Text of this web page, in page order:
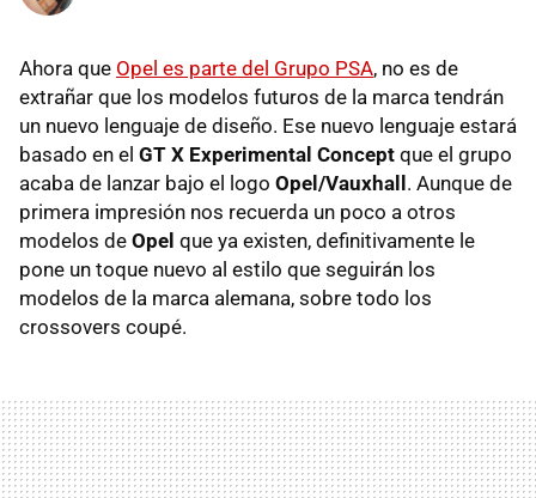
Ahora que Opel es parte del Grupo PSA, no es de
extrañar que los modelos futuros de la marca tendrán
un nuevo lenguaje de diseño. Ese nuevo lenguaje estará
basado en el GT X Experimental Concept que el grupo
acaba de lanzar bajo el logo Opel/Vauxhall. Aunque de
primera impresión nos recuerda un poco a otros
modelos de Opel que ya existen, definitivamente le
pone un toque nuevo al estilo que seguirán los
modelos de la marca alemana, sobre todo los
crossovers coupé.